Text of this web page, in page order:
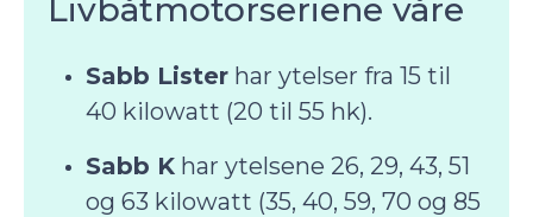
Livbåtmotorseriene våre
Sabb Lister har ytelser fra 15 til
40 kilowatt (20 til 55 hk).
Sabb K har ytelsene 26, 29, 43, 51
og 63 kilowatt (35, 40, 59, 70 og 85